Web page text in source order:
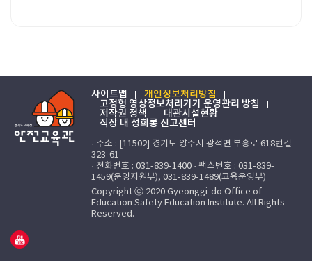
사이트맵
개인정보처리방침
고정형 영상정보처리기기 운영관리 방침
저작권 정책
대관시설현황
직장 내 성희롱 신고센터
· 주소 : [11502] 경기도 양주시 광적면 부흥로 618번길
323-61
· 전화번호 : 031-839-1400 · 팩스번호 : 031-839-
1459(운영지원부), 031-839-1489(교육운영부)
Copyright ⓒ 2020 Gyeonggi-do Office of
Education Safety Education Institute. All Rights
Reserved.